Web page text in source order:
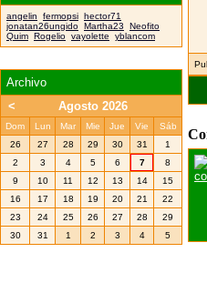
angelin fermopsi hector71
jonatan26ungido Martha23
Neofito
Quim Rogelio vayolette yblancom
Archivo
<
Agosto 2026
Dom Lun Mar Mie Jue Vie
Sáb
26
27 28 29 30 31
1
2
3 4 5 6 7
8
9
10 11 12 13 14
15
16
17 18 19 20 21
22
23
24 25 26 27 28
29
30
31 1 2 3 4 5